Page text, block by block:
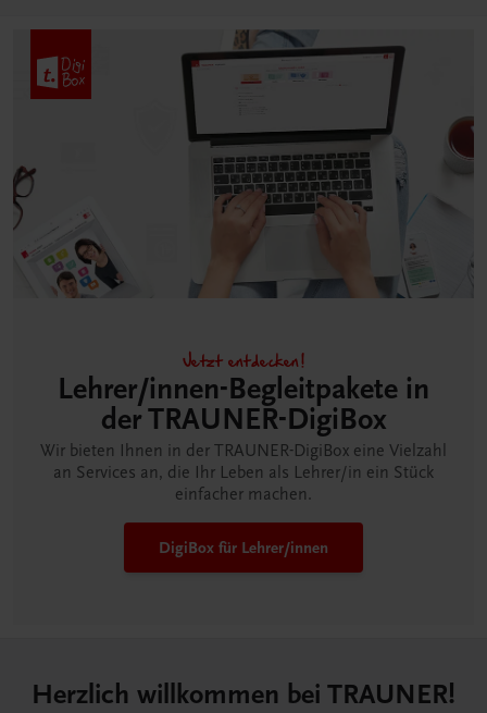
Jetzt entdecken!
Lehrer/innen-Begleitpakete in
der TRAUNER-DigiBox
Wir bieten Ihnen in der TRAUNER-DigiBox eine Vielzahl
an Services an, die Ihr Leben als Lehrer/in ein Stück
einfacher machen.
DigiBox für Lehrer/innen
Herzlich willkommen bei TRAUNER!